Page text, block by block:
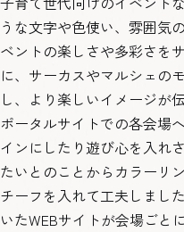
うな文字や色使い、雰囲気
ベントの楽しさや多彩さを
に、サーカスやマルシェの
し、より楽しいイメージが
ポータルサイトでの各会場
インにしたり遊び心を入れ
たいとのことからカラーリ
チーフを入れて工夫しまし
いたWEBサイトが会場ごと